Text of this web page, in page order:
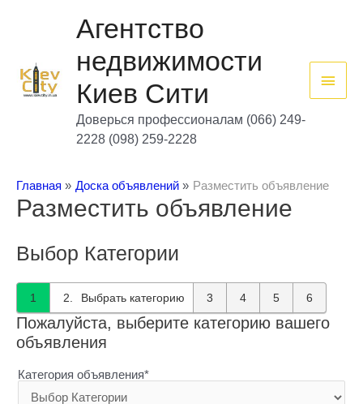
Агентство
недвижимости
Киев Сити
Доверься профессионалам (066) 249-
2228 (098) 259-2228
Главная Доска объявлений Разместить объявление
Разместить объявление
Выбор Категории
1 2 Выбрать категорию 3 4 5 6
Пожалуйста, выберите категорию вашего
объявления
Категория объявления*